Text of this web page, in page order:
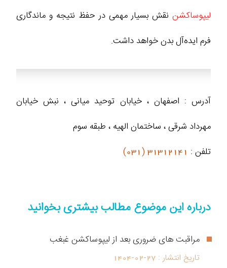
لیپوساکشن نقش بسیار مهمی در حفظ نتیجه و ماندگاری
فرم ایده‌آل بدن خواهد داشت.
آدرس : اصفهان ، خیابان توحید میانی ، نبش خیابان
مهرداد شرقی ، ساختمان الهیه ، طبقه سوم
تلفن : 31312141 (031)
درباره این موضوع مطالب بیشتری بخوانید
مراقبت های ضروری بعد از لیپوساکشن غبغب
تاریخ انتشار : 1404-02-27